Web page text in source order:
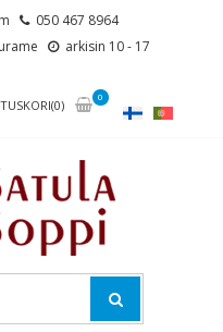
050 467 8964
arkisin 10 - 17
0